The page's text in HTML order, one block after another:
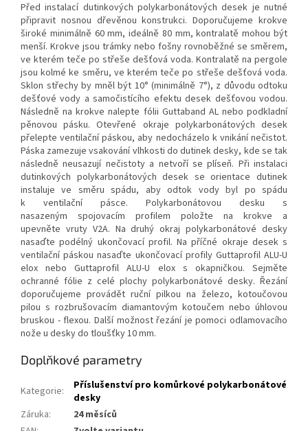
Před instalací dutinkových polykarbonátových desek je nutné
připravit nosnou dřevěnou konstrukci. Doporučujeme krokve
široké minimálně 60 mm, ideálně 80 mm, kontralatě mohou být
menší. Krokve jsou trámky nebo fošny rovnoběžné se směrem,
ve kterém teče po střeše dešťová voda. Kontralatě na pergole
jsou kolmé ke směru, ve kterém teče po střeše dešťová voda.
Sklon střechy by mněl být 10° (minimálně 7°), z důvodu odtoku
dešťové vody a samočistícího efektu desek dešťovou vodou.
Následně na krokve nalepte fólii Guttaband AL nebo podkladní
pěnovou pásku. Otevřené okraje polykarbonátových desek
přelepte ventilační páskou, aby nedocházelo k vnikání nečistot.
Páska zamezuje vsakování vlhkosti do dutinek desky, kde se tak
následně neusazují nečistoty a netvoří se plíseň. Při instalaci
dutinkových polykarbonátových desek se orientace dutinek
instaluje ve směru spádu, aby odtok vody byl po spádu
k ventilační pásce. Polykarbonátovou desku s
nasazeným spojovacím profilem položte na krokve a
upevněte vruty V2A. Na druhý okraj polykarbonátové desky
nasaďte podélný ukončovací profil. Na příčné okraje desek s
ventilační páskou nasaďte ukončovací profily Guttaprofil ALU-U
elox nebo Guttaprofil ALU-U elox s okapničkou. Sejměte
ochranné fólie z celé plochy polykarbonátové desky. Řezání
doporučujeme provádět ruční pilkou na železo, kotoučovou
pilou s rozbrušovacím diamantovým kotoučem nebo úhlovou
bruskou - flexou. Další možnost řezání je pomoci odlamovacího
nože u desky do tloušťky 10 mm.
Doplňkové parametry
Kategorie:
Příslušenství pro komůrkové polykarbonátové
desky
Záruka:
24 měsíců